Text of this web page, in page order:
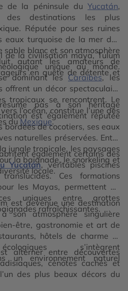
de la péninsule du Yucatán,
des destinations les plus
Réputée pour ses ruines
eaux turquoise de la mer des
sable blanc et son atmosphère
autant les amateurs de
en quête de détente et
de la civilisation maya, Tulum
unique au monde.
dominant les Caraïbes, les
un décor spectaculaire
tropicaux se rencontrent. Le
l’océan, constitue l’une des
duMexique.
pas à son héritage
est également réputée
bordées de cocotiers, ses eaux
naturelles préservées. Entre
jungle tropicale, les paysages
la baignade, le snorkeling et
locale.
également certains des
Yucatán, véritables piscines
Ces formations
les Mayas, permettent de
uniques entre grottes
rafraîchissantes.
est devenue une destination
son atmosphère singulière
être, gastronomie et art de
hôtels de charme et
s’intègrent
un environnement naturel
alterner entre découvertes
cénotes cachés et
des plus beaux décors du